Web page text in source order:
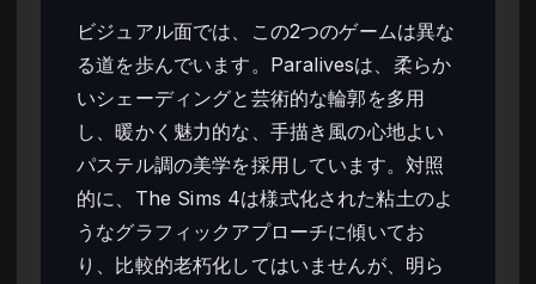
ビジュアル面では、この2つのゲームは異な
る道を歩んでいます。Paralivesは、柔らか
いシェーディングと芸術的な輪郭を多用
し、暖かく魅力的な、手描き風の心地よい
パステル調の美学を採用しています。対照
的に、The Sims 4は様式化された粘土のよ
うなグラフィックアプローチに傾いてお
り、比較的老朽化してはいませんが、明ら